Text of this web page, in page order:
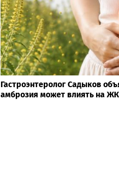
Гастроэнтеролог Садыков
амброзия может влиять на